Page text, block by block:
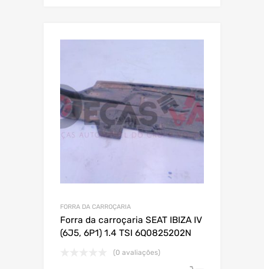
FORRA DA CARROÇARIA
Forra da carroçaria SEAT IBIZA IV
(6J5, 6P1) 1.4 TSI 6Q0825202N
(0 avaliações)